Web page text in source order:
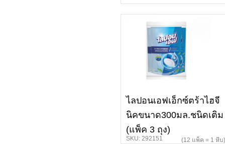
ไลปอนเอฟเอ็กซ์ตร้าไฮจี
นิคขนาด300มล.ชนิดเติม
(แพ็ค 3 ถุง)
SKU: 292151 (12 แพ็ค = 1 หีบ)